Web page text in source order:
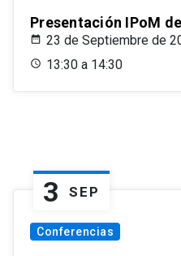
Presentación IPoM
23 de Septiembre de
13:30 a 14:30
3 SEP
Conferencias